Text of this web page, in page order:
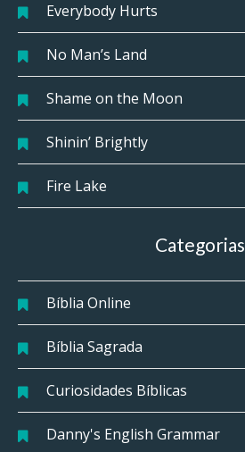
Everybody Hurts
No Man’s Land
Shame on the Moon
Shinin’ Brightly
Fire Lake
Categorias
Bíblia Online
Bíblia Sagrada
Curiosidades Bíblicas
Danny's English Grammar